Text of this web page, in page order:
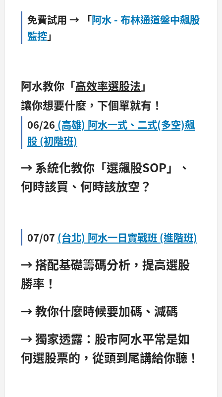
免費試用 → 「阿水 - 布林通道盤中飆股
監控」
阿水教你「高效率選股法」
讓你想要什麼，下個單就有！
06/26 (高雄) 阿水一式、二式(多空)飆
股 (初階班)
→ 系統化教你「選飆股SOP」、
何時該買、何時該放空？
07/07 (台北) 阿水一日實戰班 (進階班)
→ 搭配基礎籌碼分析，提高選股
勝率！
→ 教你什麼時候要加碼、減碼
→ 獨家透露：股市阿水平常是如
何選股票的，從頭到尾講給你聽！